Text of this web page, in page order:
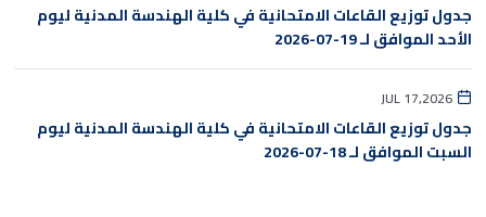
جدول توزيع القاعات الامتحانية في كلية الهندسة المدنية ليوم
الأحد الموافق لـ 19-07-2026
JUL 17,2026
جدول توزيع القاعات الامتحانية في كلية الهندسة المدنية ليوم
السبت الموافق لـ 18-07-2026